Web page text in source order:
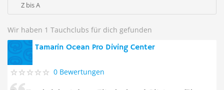
Z bis A
Wir haben 1 Tauchclubs für dich gefunden
Tamarin Ocean Pro Diving Center
0 Bewertungen